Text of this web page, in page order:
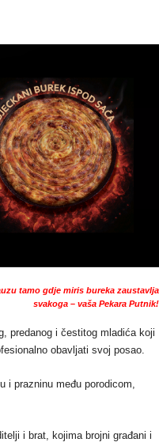
tamo gdje miris bureka zaustavlja
svakoga – vaša Pekara Putnik!
predanog i čestitog mladića koji
obavljati svoj posao.
i prazninu među porodicom,
i brat, kojima brojni građani i